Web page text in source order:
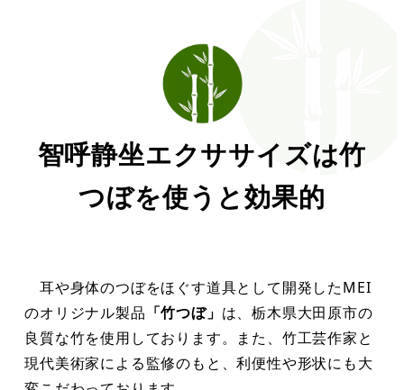
智呼静坐エクササイズは竹
つぼを使うと効果的
耳や身体のつぼをほぐす道具として開発したMEI
のオリジナル製品 「竹つぼ」 は、栃木県大田原市の
良質な竹を使用しております。また、竹工芸作家と
現代美術家による監修のもと、利便性や形状にも大